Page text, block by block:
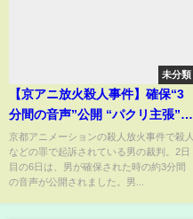
未分類
【京アニ放火殺人事件】確保“3
分間の音声”公開 “パクリ主張”で
検察が比較
京都アニメーションの殺人放火事件で殺人
などの罪で起訴されている男の裁判。2日
目の6日は、男が確保された時の約3分間
の音声が公開されました。男...